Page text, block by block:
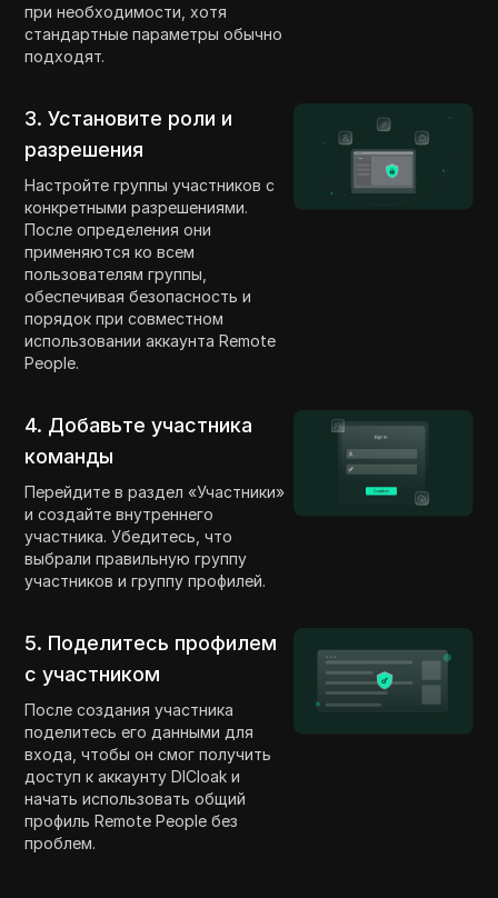
при необходимости, хотя
стандартные параметры обычно
подходят.
3. Установите роли и
разрешения
Настройте группы участников с
конкретными разрешениями.
После определения они
применяются ко всем
пользователям группы,
обеспечивая безопасность и
порядок при совместном
использовании аккаунта Remote
People.
4. Добавьте участника
команды
Перейдите в раздел «Участники»
и создайте внутреннего
участника. Убедитесь, что
выбрали правильную группу
участников и группу профилей.
5. Поделитесь профилем
с участником
После создания участника
поделитесь его данными для
входа, чтобы он смог получить
доступ к аккаунту DICloak и
начать использовать общий
профиль Remote People без
проблем.